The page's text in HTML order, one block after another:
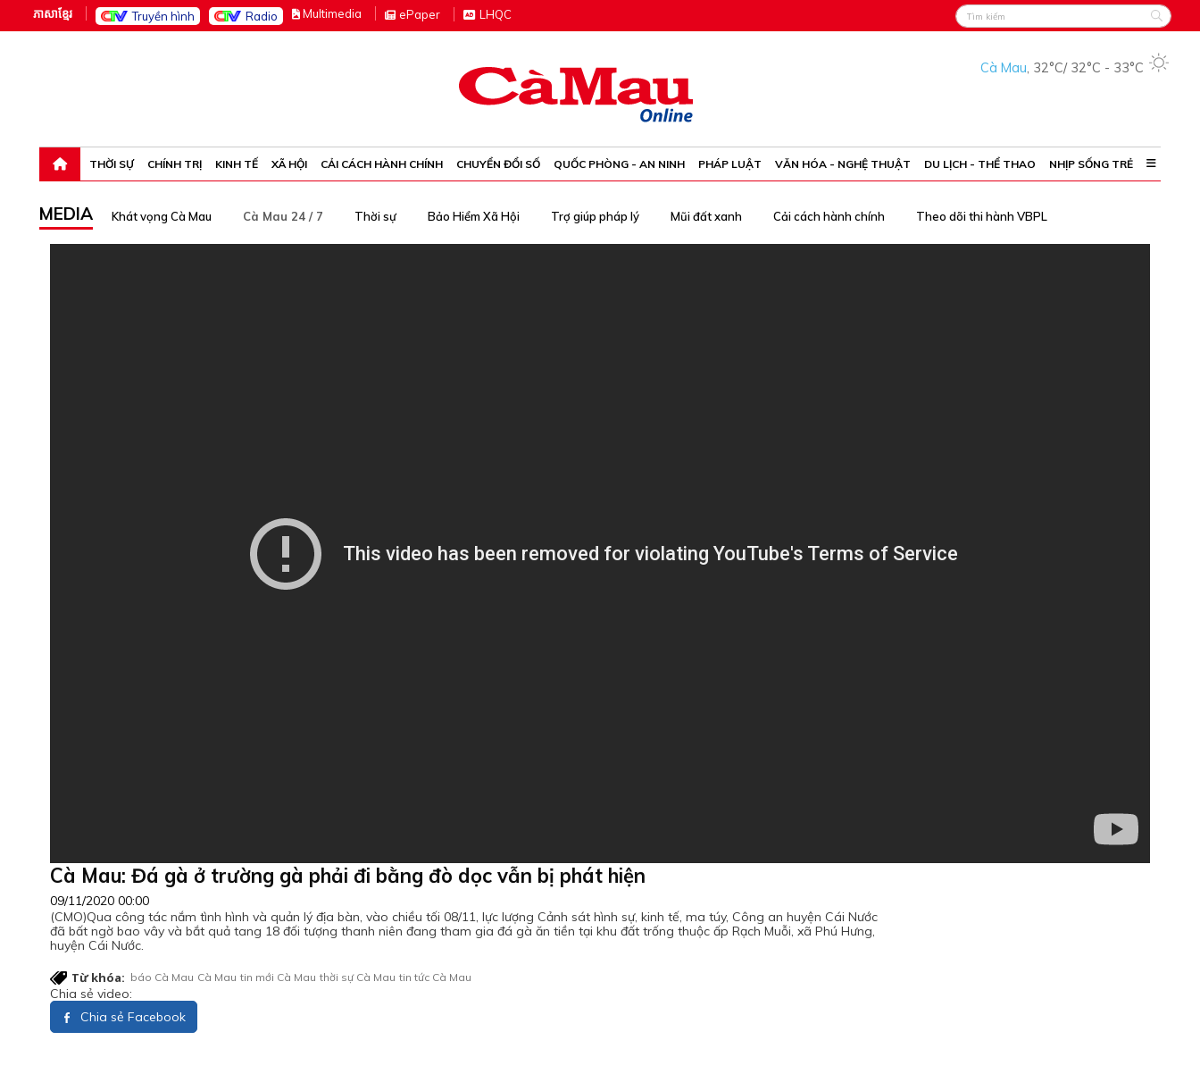
ភាសាខ្មែរ Truyền hình Radio Multimedia ePaper LHQC
Cà Mau, 32°C/ 32°C - 33°C
THỜI SỰ CHÍNH TRỊ KINH TẾ XÃ HỘI CẢI CÁCH HÀNH CHÍNH CHUYỂN ĐỔI SỐ QUỐC PHÒNG - AN NINH PHÁP LUẬT VĂN HÓA - NGHỆ THUẬT DU LỊCH - THỂ THAO NHỊP SỐNG TRẺ
MEDIA Khát vọng Cà Mau Cà Mau 24 / 7 Thời sự Bảo Hiểm Xã Hội Trợ giúp pháp lý Mũi đất xanh Cải cách hành chính Theo dõi thi hành VBPL
Cà Mau: Đá gà ở trường gà phải đi bằng đò dọc vẫn bị phát hiện
09/11/2020 00:00
(CMO)Qua công tác nắm tình hình và quản lý địa bàn, vào chiều tối 08/11, lực lượng Cảnh sát hình sự, kinh tế, ma túy, Công an huyện Cái Nước
đã bất ngờ bao vây và bắt quả tang 18 đối tượng thanh niên đang tham gia đá gà ăn tiền tại khu đất trống thuộc ấp Rạch Muỗi, xã Phú Hưng,
huyện Cái Nước.
Từ khóa: báo Cà Mau Cà Mau tin mới Cà Mau thời sự Cà Mau tin tức Cà Mau
Chia sẻ video:
Chia sẻ Facebook